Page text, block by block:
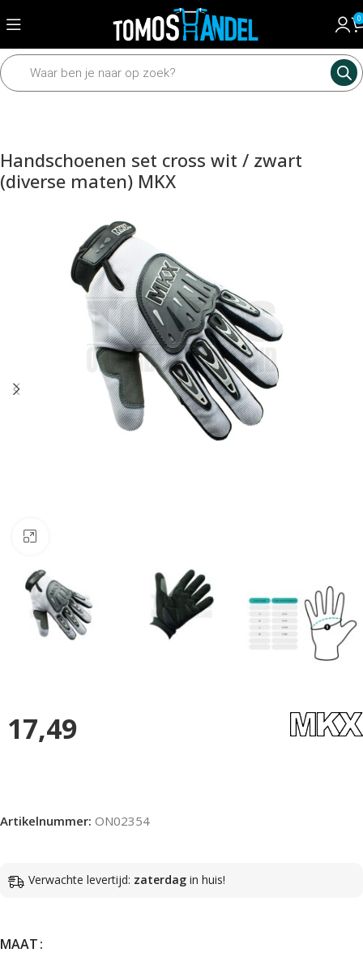
0
Home Accessoires Handschoenen
Handschoenen set cross wit / zwart
(diverse maten) MKX
17,49
Artikelnummer: ON02354
Verwachte levertijd: zaterdag in huis!
MAAT